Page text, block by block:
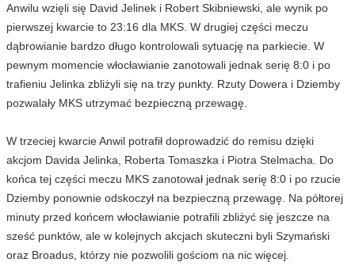
Anwilu wzięli się David Jelinek i Robert Skibniewski, ale wynik po
pierwszej kwarcie to 23:16 dla MKS. W drugiej części meczu
dąbrowianie bardzo długo kontrolowali sytuację na parkiecie. W
pewnym momencie włocławianie zanotowali jednak serię 8:0 i po
trafieniu Jelinka zbliżyli się na trzy punkty. Rzuty Dowera i Dziemby
pozwalały MKS utrzymać bezpieczną przewagę.
W trzeciej kwarcie Anwil potrafił doprowadzić do remisu dzięki
akcjom Davida Jelinka, Roberta Tomaszka i Piotra Stelmacha. Do
końca tej części meczu MKS zanotował jednak serię 8:0 i po rzucie
Dziemby ponownie odskoczył na bezpieczną przewagę. Na półtorej
minuty przed końcem włocławianie potrafili zbliżyć się jeszcze na
sześć punktów, ale w kolejnych akcjach skuteczni byli Szymański
oraz Broadus, którzy nie pozwolili gościom na nic więcej.